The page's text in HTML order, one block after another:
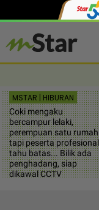
MSTAR | HIBURAN
Coki mengaku
bercampur lelaki,
perempuan satu rumah
tapi peserta profesional
tahu batas... Bilik ada
penghadang, siap
dikawal CCTV